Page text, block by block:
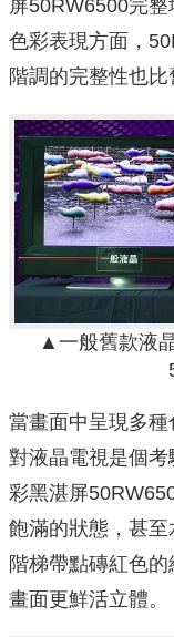
屏50RW6500完
色彩表現方面，
階調的完整性也比
▲一般舊款液
當畫面中呈現多種
對液晶電視是個
彩黑湛屏
飽滿的狀態，甚
階梯帶點磚紅色
畫面更鮮活立體。